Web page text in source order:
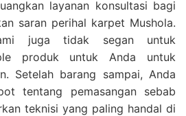
layanan konsultasi bagi
saran perihal karpet Mushola.
juga tidak segan untuk
produk untuk Anda untuk
Setelah barang sampai, Anda
tentang pemasangan sebab
teknisi yang paling handal di